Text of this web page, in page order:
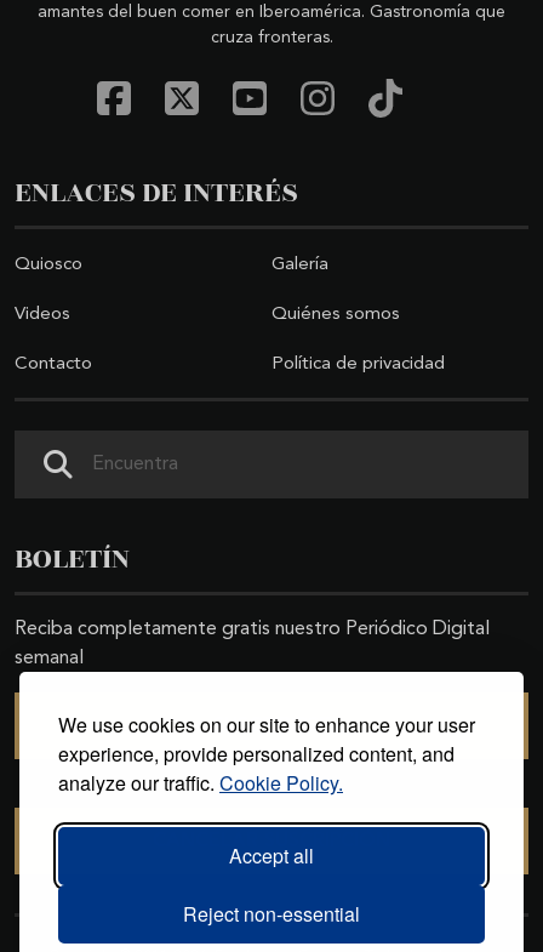
We use cookies on our site to enhance your user
experience, provide personalized content, and
analyze our traffic. Cookie Policy.
Accept all
Reject non-essential
amantes del buen comer en Iberoamérica. Gastronomía que
cruza fronteras.
ENLACES DE INTERÉS
Quiosco Galería
Videos Quiénes somos
Contacto Política de privacidad
BOLETÍN
Reciba completamente gratis nuestro Periódico Digital
semanal
SUSCRIBIRSE